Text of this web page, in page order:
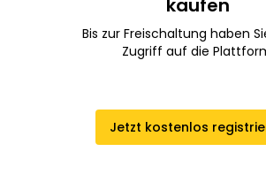
kaufen
Bis zur Freischaltung haben
Zugriff auf die
Jetzt kostenlos